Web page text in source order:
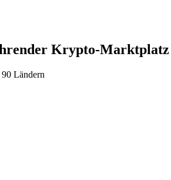
Krypto-Marktplatz
Ländern